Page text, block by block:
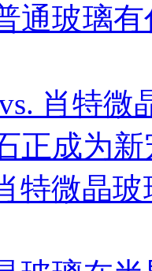
通玻璃
肖特微
正成为
特微晶